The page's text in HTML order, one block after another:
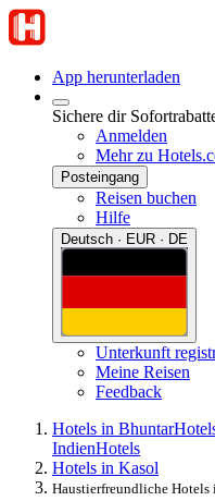
App herunterladen
Sichere dir
Anmelden
Mehr zu
Posteingang
Reisen buchen
Hilfe
Deutsch · EUR · DE
Unterkunft
Meine Reisen
Feedback
Hotels in Bhuntar
IndienHotels
Hotels in Kasol
Haustierfreundliche Hotels